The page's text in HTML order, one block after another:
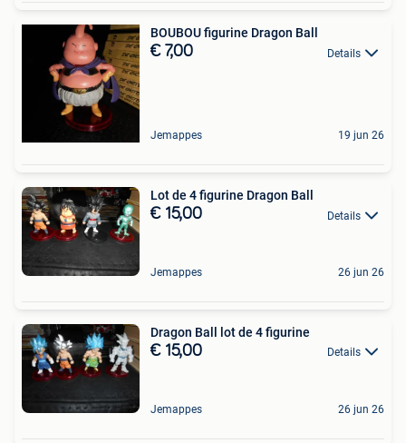
BOUBOU figurine Dragon Ball
€ 7,00 Details
Jemappes 19 jun 26
Lot de 4 figurine Dragon Ball
€ 15,00 Details
Jemappes 26 jun 26
Dragon Ball lot de 4 figurine
€ 15,00 Details
Jemappes 26 jun 26